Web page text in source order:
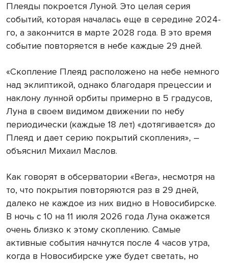
Плеяды покроется Луной. Это целая серия
событий, которая началась еще в середине 2024-
го, а закончится в марте 2028 года. В это время
событие повторяется в небе каждые 29 дней.
«Скопление Плеяд расположено на небе немного
над эклиптикой, однако благодаря прецессии и
наклону лунной орбиты примерно в 5 градусов,
Луна в своем видимом движении по небу
периодически (каждые 18 лет) «дотягивается» до
Плеяд и дает серию покрытий скопления», –
объяснил Михаил Маслов.
Как говорят в обсерватории «Вега», несмотря на
то, что покрытия повторяются раз в 29 дней,
далеко не каждое из них видно в Новосибирске.
В ночь с 10 на 11 июля 2026 года Луна окажется
очень близко к этому скоплению. Самые
активные события начнутся после 4 часов утра,
когда в Новосибирске уже будет светать, но